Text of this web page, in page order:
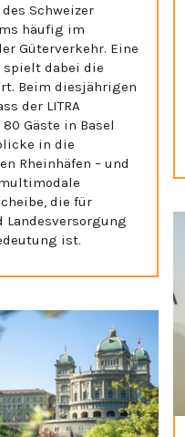
Schweizer
häufig im
Güterverkehr. Eine
dabei die
Beim diesjährigen
der LITRA
Gäste in Basel
in die
Rheinhäfen – und
die für
Landesversorgung
ist.